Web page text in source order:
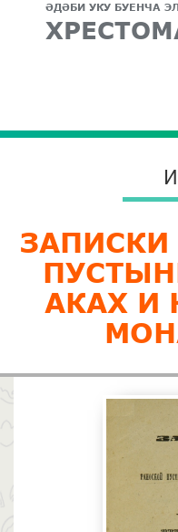
ӘДӘБИ УКУ БУЕНЧА
АКАХ И